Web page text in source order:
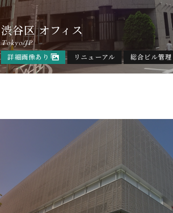
渋谷区 オフィス
Tokyo/JP
詳細画像あり リニューアル 総合ビル管理